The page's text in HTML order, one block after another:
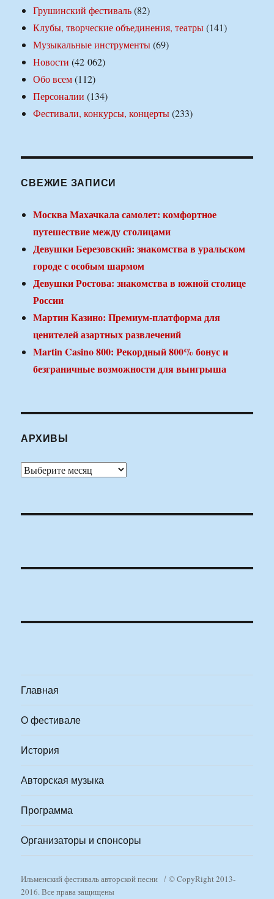
Грушинский фестиваль(82)
Клубы, творческие объединения, театры(141)
Музыкальные инструменты(69)
Новости (42 062)
Обо всем(112)
Персоналии (134)
Фестивали, конкурсы, концерты(233)
СВЕЖИЕ ЗАПИСИ
Москва Махачкала самолет: комфортное
путешествие между столицами
Девушки Березовский: знакомства в уральском
городе с особым шармом
Девушки Ростова: знакомства в южной столице
России
Мартин Казино: Премиум-платформа для
ценителей азартных развлечений
Martin Casino 800: Рекордный 800% бонус и
безграничные возможности для выигрыша
АРХИВЫ
Архивы
Главная
О фестивале
История
Авторская музыка
Программа
Организаторы и спонсоры
Ильменский фестиваль авторской песни
© CopyRight 2013-
2016. Все права защищены